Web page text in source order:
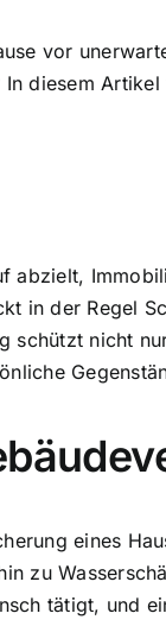
vor
diesem
abzielt,
in der Regel
nicht
eines
zu
tätigt, und